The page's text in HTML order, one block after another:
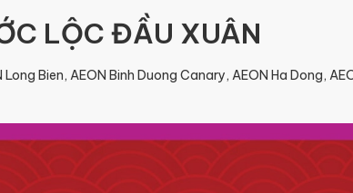
LỘC ĐẦU XUÂN
Bien, AEON Binh Duong Canary, AEON Ha Dong,